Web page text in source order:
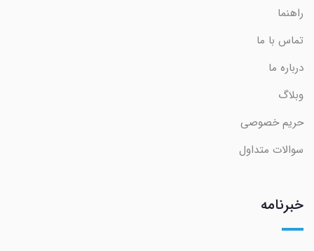
راهنما
تماس با ما
درباره ما
وبلاگ
حریم خصوصی
سوالات متداول
خبرنامه